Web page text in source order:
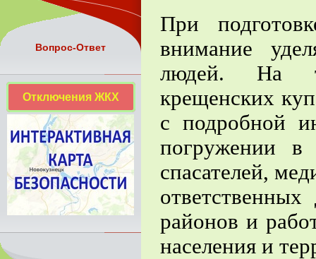
При
внимание
людей. На
крещенских
с подробной
погружении в
спасателей,
районов и
населения и
Вопрос-Ответ
Отключения ЖКХ